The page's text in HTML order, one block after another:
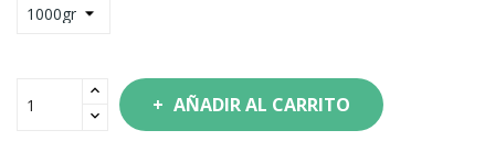
AÑADIR AL CARRITO